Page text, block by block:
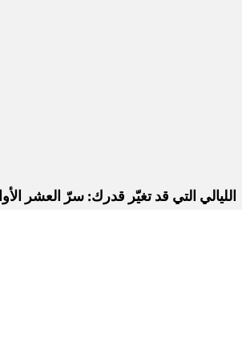
الليالي التي قد تغيّر قدرك: سرّ العشر